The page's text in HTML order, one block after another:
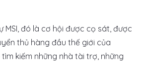
MSI, đó là cơ hội được cọ sát, được
thủ hàng đầu thế giới của
tìm kiếm những nhà tài trợ, những